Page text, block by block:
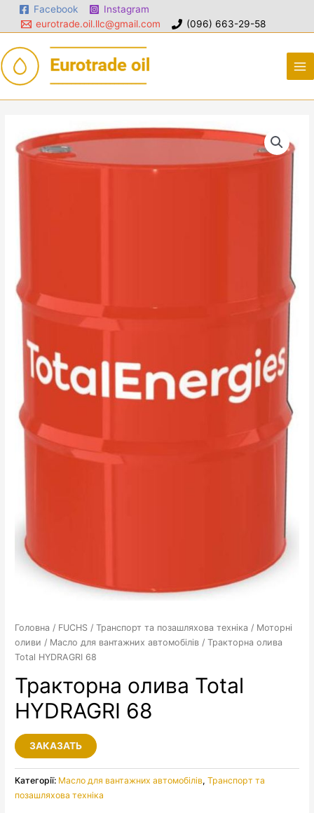
Facebook
Instagram
eurotrade.oil.llc@gmail.com
(096) 663-29-58
Головна / FUCHS /Транспорт та позашляхова техніка / Моторні
оливи / Масло для вантажних автомобілів / Тракторна олива
Total HYDRAGRI 68
Тракторна олива Total
HYDRAGRI 68
ЗАКАЗАТЬ
Категорії: Масло для вантажних автомобілів,Транспорт та
позашляхова техніка